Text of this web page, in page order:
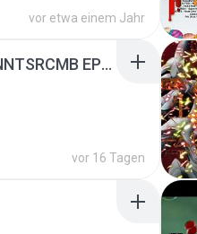
vor etwa einem Jahr
[Witanime.com] RKNGMNNTSRCMB EP 05 HD.mp4
vor 16 Tagen